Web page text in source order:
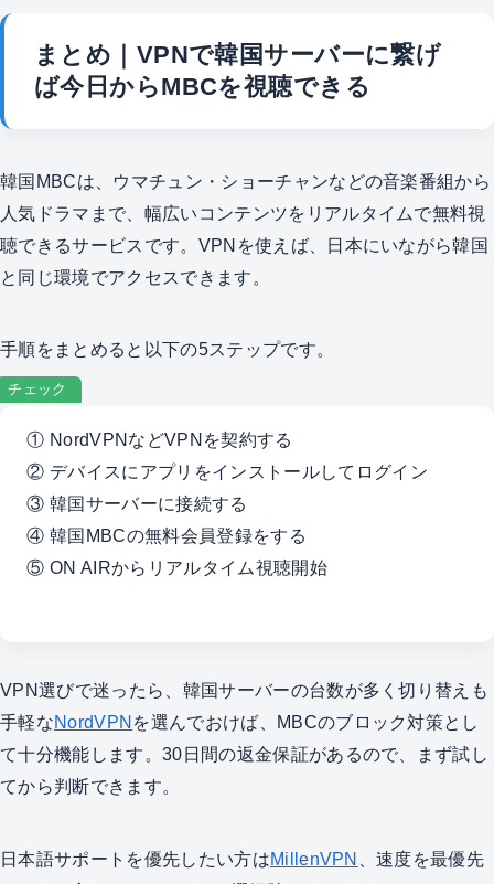
まとめ｜VPNで韓国サーバーに繋げ
ば今日からMBCを視聴できる
韓国MBCは、ウマチュン・ショーチャンなどの音楽番組から
人気ドラマまで、幅広いコンテンツをリアルタイムで無料視
聴できるサービスです。VPNを使えば、日本にいながら韓国
と同じ環境でアクセスできます。
手順をまとめると以下の5ステップです。
チェック
① NordVPNなどVPNを契約する
② デバイスにアプリをインストールしてログイン
③ 韓国サーバーに接続する
④ 韓国MBCの無料会員登録をする
⑤ ON AIRからリアルタイム視聴開始
VPN選びで迷ったら、韓国サーバーの台数が多く切り替えも
手軽なNordVPN を選んでおけば、MBCのブロック対策とし
て十分機能します。30日間の返金保証があるので、まず試し
てから判断できます。
日本語サポートを優先したい方はMillenVPN
、速度を最優先